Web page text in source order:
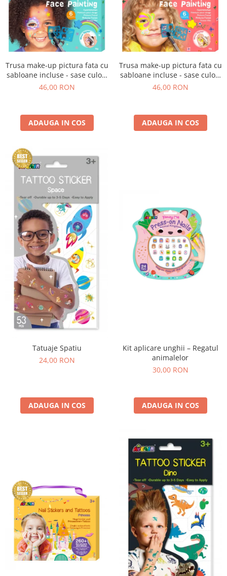
Trusa make-up pictura fata cu
sabloane incluse - sase culori
non-alergice - curcubeu si
46,00 RON
ADAUGA IN COS
Trusa make-up pictura fata cu
sabloane incluse - sase culori
non-alergice - flori si fluturi
46,00 RON
ADAUGA IN COS
Tatuaje Spatiu
24,00 RON
ADAUGA IN COS
Kit aplicare unghii – Regatul
animalelor
30,00 RON
ADAUGA IN COS